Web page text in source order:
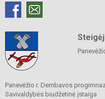
Panevėžio r. Dembavos
Savivaldybės biudžetinė įstaiga